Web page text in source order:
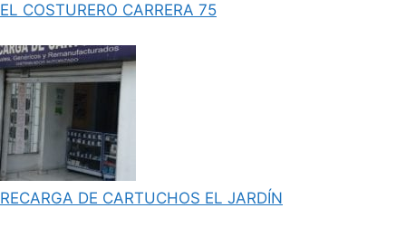
EL COSTURERO CARRERA 75
RECARGA DE CARTUCHOS EL JARDÍN